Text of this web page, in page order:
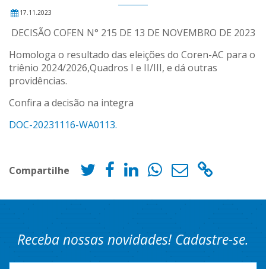
17.11.2023
DECISÃO COFEN N° 215 DE 13 DE NOVEMBRO DE 2023
Homologa o resultado das eleições do Coren-AC para o
triênio 2024/2026,Quadros I e II/III, e dá outras
providências.
Confira a decisão na integra
DOC-20231116-WA0113.
Compartilhe
Receba nossas novidades! Cadastre-se.